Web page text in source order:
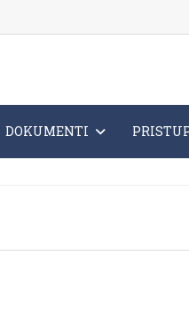
DOKUMENTI